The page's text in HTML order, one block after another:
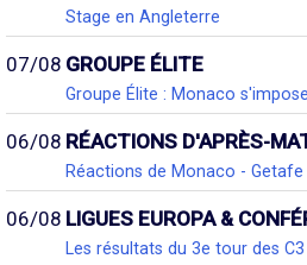
Stage en Angleterre
07/08 GROUPE ÉLITE
Groupe Élite : Monaco
06/08 RÉACTIONS D'APRÈS-
Réactions de Monaco - Getafe
06/08 LIGUES EUROPA &
Les résultats du 3e tour des